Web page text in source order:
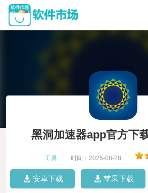
黑洞加速器app官方下
工具 时间：2025-08-28
安卓下载 苹果下载